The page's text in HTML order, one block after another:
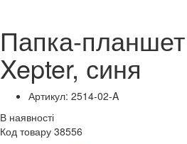
Папка-
Xepter, синя
Артикул: 2514-02-A
В наявності
Код товару 38556